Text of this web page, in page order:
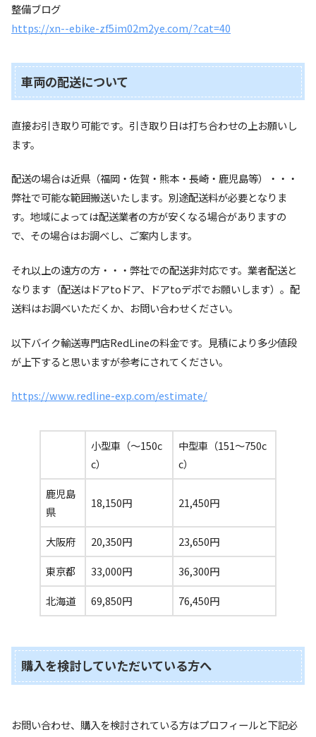
整備ブログ
https://xn--ebike-zf5im02m2ye.com/?cat=40
車両の配送について
直接お引き取り可能です。引き取り日は打ち合わせの上お願いし
ます。
配送の場合は近県（福岡・佐賀・熊本・長崎・鹿児島等）・・・
弊社で可能な範囲搬送いたします。別途配送料が必要となりま
す。地域によっては配送業者の方が安くなる場合がありますの
で、その場合はお調べし、ご案内します。
それ以上の遠方の方・・・弊社での配送非対応です。業者配送と
なります（配送はドアtoドア、ドアtoデポでお願いします）。配
送料はお調べいただくか、お問い合わせください。
以下バイク輸送専門店RedLineの料金です。見積により多少値段
が上下すると思いますが参考にされてください。
https://www.redline-exp.com/estimate/
小型車（〜150c
c）
中型車（151〜750c
c）
鹿児島
県
18,150円 21,450円
大阪府 20,350円
23,650円
東京都
33,000円
36,300円
北海道
69,850円 76,450円
購入を検討していただいている方へ
お問い合わせ、購入を検討されている方はプロフィールと下記必